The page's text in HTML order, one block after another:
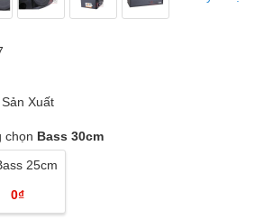
Xuất
chọn Bass 30cm
25cm
0₫